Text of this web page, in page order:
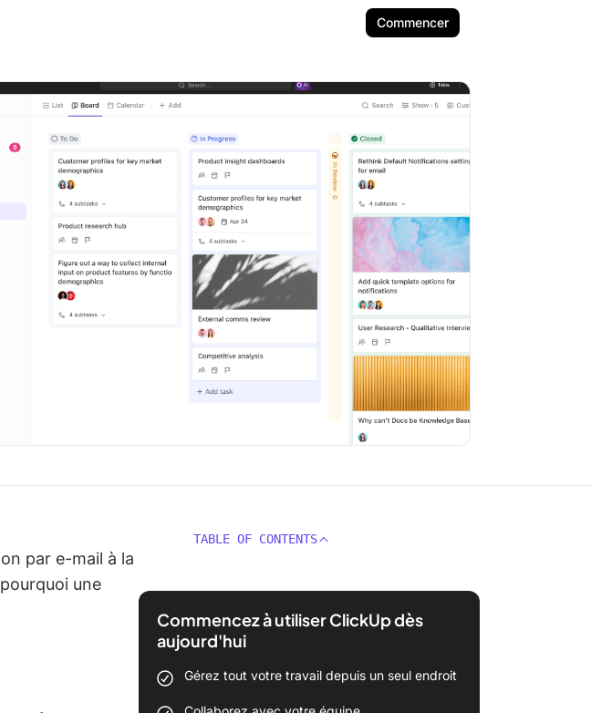
Commencer
par e-mail à la
une
TABLE OF CONTENTS
Commencez à utiliser ClickUp dès
aujourd'hui
Gérez tout votre travail depuis un seul endroit